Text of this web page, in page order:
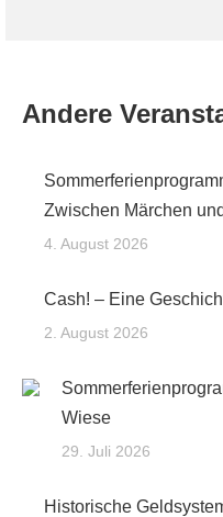
Andere
Zwischen Märchen
4. August 2026
Cash! – Eine
2. August 2026
Wiese
29. Juli 2026
Historische